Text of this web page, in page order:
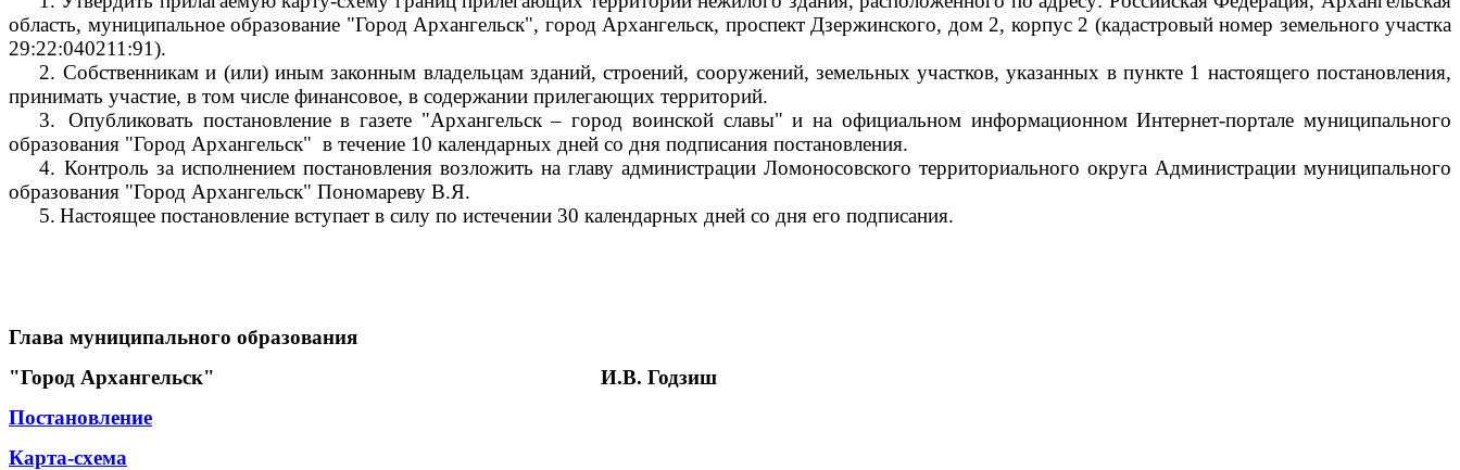
область, муниципальное образование "Город Архангельск", город Архангельск, проспект Дзержинского, дом 2, корпус 2 (кадастровый номер земельного участка
29:22:040211:91).
2. Собственникам и (или) иным законным владельцам зданий, строений, сооружений, земельных участков, указанных в пункте 1 настоящего постановления,
принимать участие, в том числе финансовое, в содержании прилегающих территорий.
3.
Опубликовать постановление в газете "Архангельск – город воинской славы" и на официальном информационном Интернет-портале муниципального
образования "Город Архангельск" в течение 10 календарных дней со дня подписания постановления.
4. Контроль за исполнением постановления возложить на главу администрации Ломоносовского территориального округа Администрации муниципального
образования "Город Архангельск" Пономареву В.Я.
5. Настоящее постановление вступает в силу по истечении 30 календарных дней со дня его подписания.
Глава муниципального образования
"Город Архангельск"
И.В. Годзиш
Постановление
Карта-схема